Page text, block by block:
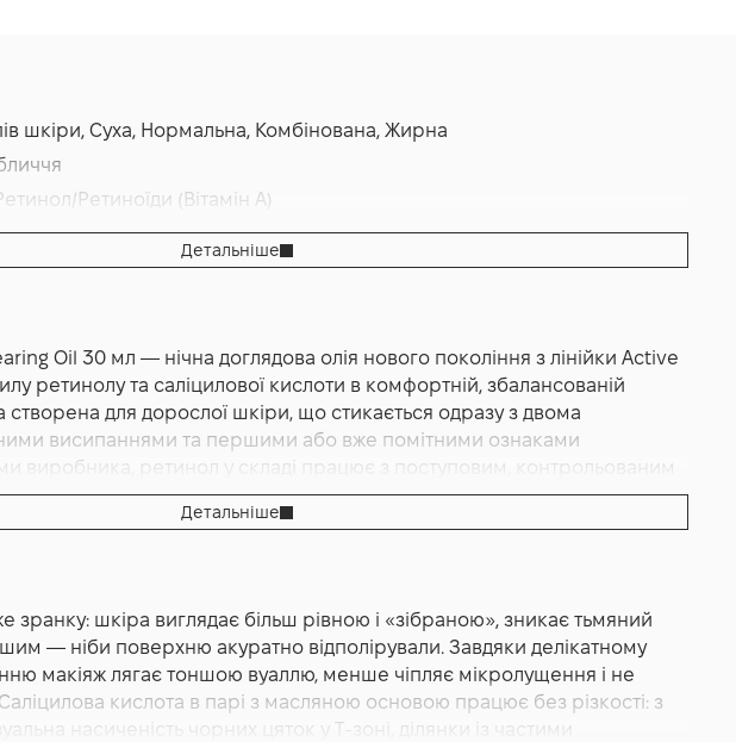
шкіри, Суха, Нормальна, Комбінована, Жирна
Ретиноїди (Вітамін A)
Активне очищуюче масло з ретинолом - Retinol Clearing Oil 30 мл
Детальніше
Oil 30 мл — нічна доглядова олія нового покоління з лінійки Active
ретинолу та саліцилової кислоти в комфортній, збалансованій
створена для дорослої шкіри, що стикається одразу з двома
висипаннями та першими або вже помітними ознаками
виробника, ретинол у складі працює з поступовим, контрольованим
м’яко прискорює природне оновлення клітин, допомагає
пом’якшує вигляд дрібних ліній і повертає гладкість. Саліцилова
сухості і водночас не перевантажити. Легкі фітоолії допомагають
шарі, пом’якшують і «герметизують» нічні активи, завдяки чому
комфортно навіть у прохолодний сезон або в умовах
Детальніше
зранку: шкіра виглядає більш рівною і «зібраною», зникає тьмяний
— ніби поверхню акуратно відполірували. Завдяки делікатному
макіяж лягає тоншою вуаллю, менше чіпляє мікролущення і не
кислота в парі з масляною основою працює без різкості: з
насиченість чорних цяток у Т‑зоні, ділянки із частими